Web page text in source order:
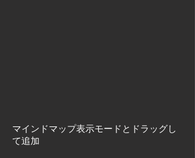
マインドマップ表示モードとドラッグし
て追加